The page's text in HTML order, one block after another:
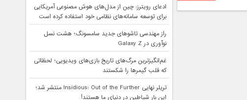
ادعای رویترز: چین از مدل‌های هوش مصنوعی آمریکایی
برای توسعه سامانه‌های نظامی خود استفاده کرده است
راز مهندسی تاشوهای جدید سامسونگ؛ هشت نسل
نوآوری در Galaxy Z
غم‌انگیزترین مرگ‌های تاریخ بازی‌های ویدیویی؛ لحظاتی
که قلب گیمرها را شکستند
تریلر نهایی Insidious: Out of the Further منتشر شد؛
این بار شیاطین در دنیای ما هستند!